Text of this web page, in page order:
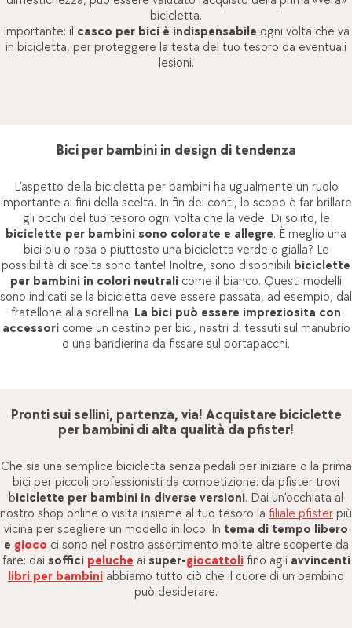
bicicletta.
Importante: il casco per bici è indispensabile ogni volta che va
in bicicletta, per proteggere la testa del tuo tesoro da eventuali
lesioni.
Bici per bambini in design di tendenza
L’aspetto della bicicletta per bambini ha ugualmente un ruolo
importante ai fini della scelta. In fin dei conti, lo scopo è far brillare
gli occhi del tuo tesoro ogni volta che la vede. Di solito, le
biciclette per bambini sono colorate e allegre. È meglio una
bici blu o rosa o piuttosto una bicicletta verde o gialla? Le
possibilità di scelta sono tante! Inoltre, sono disponibili biciclette
per bambini in colori neutrali come il bianco. Questi modelli
sono indicati se la bicicletta deve essere passata, ad esempio, dal
fratellone alla sorellina. La bici può essere impreziosita con
accessoricome un cestino per bici, nastri di tessuti sul manubrio
o una bandierina da fissare sul portapacchi.
Pronti sui sellini, partenza, via! Acquistare biciclette
per bambini di alta qualità da pfister!
Che sia una semplice bicicletta senza pedali per iniziare o la prima
bici per piccoli professionisti da competizione: da pfister trovi
biciclette per bambini in diverse versioni. Dai un’occhiata al
nostro shop online o visita insieme al tuo tesoro la filiale pfister più
vicina per scegliere un modello in loco. In tema di tempo libero
e gioco ci sono nel nostro assortimento molte altre scoperte da
fare: dai soffici peluche ai super-giocattolifino agli avvincenti
libri per bambini abbiamo tutto ciò che il cuore di un bambino
può desiderare.